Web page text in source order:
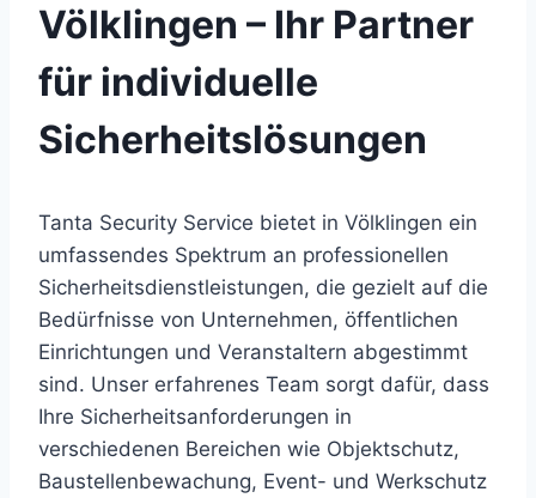
Völklingen – Ihr Partner
für individuelle
Sicherheitslösungen
Tanta Security Service bietet in Völklingen ein
umfassendes Spektrum an professionellen
Sicherheitsdienstleistungen, die gezielt auf die
Bedürfnisse von Unternehmen, öffentlichen
Einrichtungen und Veranstaltern abgestimmt
sind. Unser erfahrenes Team sorgt dafür, dass
Ihre Sicherheitsanforderungen in
verschiedenen Bereichen wie Objektschutz,
Baustellenbewachung, Event- und Werkschutz